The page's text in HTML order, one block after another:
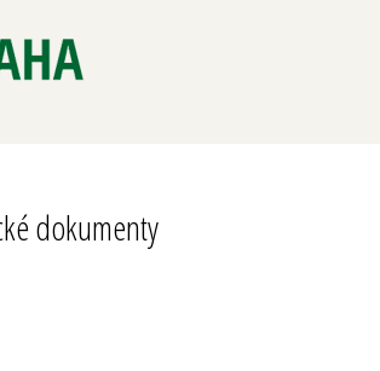
dokumenty